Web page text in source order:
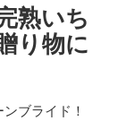
熟いち
り物に
ブライド！